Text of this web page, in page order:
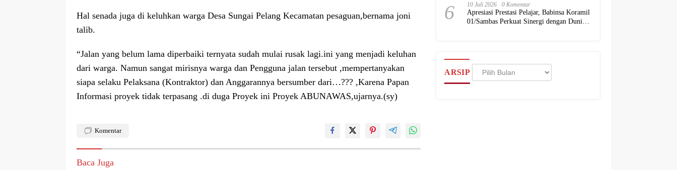
Hal senada juga di keluhkan warga Desa Sungai Pelang Kecamatan pesaguan,bernama joni
talib.
“Jalan yang belum lama diperbaiki ternyata sudah mulai rusak lagi.ini yang menjadi keluhan
dari warga. Namun sangat mirisnya warga dan Pengguna jalan tersebut ,mempertanyakan
siapa selaku Pelaksana (Kontraktor) dan Anggarannya bersumber dari…??? ,Karena Papan
Informasi proyek tidak terpasang .di duga Proyek ini Proyek ABUNAWAS,ujarnya.(sy)
Komentar
Baca Juga
6 10 Juli 2026 0 Komentar
Apresiasi Prestasi Pelajar, Babinsa Koramil
01/Sambas Perkuat Sinergi dengan Dunia
ARSIP
Arsip